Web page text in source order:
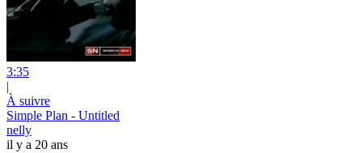
3:35
|
À suivre
Simple Plan - Untitled
nelly
il y a 20 ans